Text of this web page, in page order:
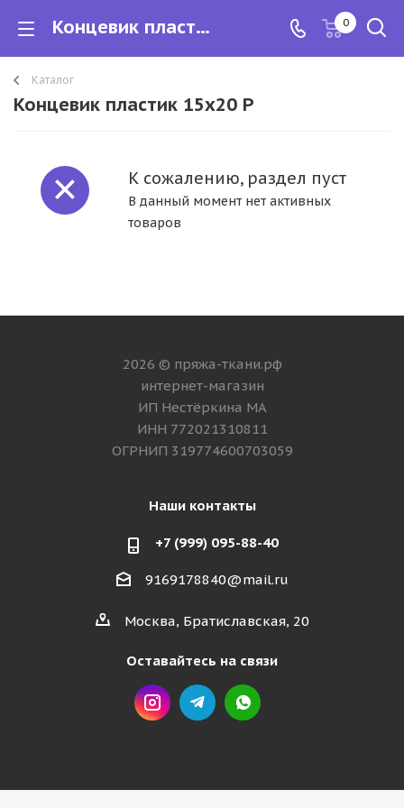
Концевик пластик 15х20 Р 0
Каталог
Концевик пластик 15х20 Р
К сожалению, раздел пуст
В данный момент нет активных
товаров
2026 © пряжа-ткани.рф
интернет-магазин
ИП Нестёркина МА
ИНН 772021310811
ОГРНИП 319774600703059
Наши контакты
+7 (999) 095-88-40
9169178840@mail.ru
Москва, Братиславская, 20
Оставайтесь на связи